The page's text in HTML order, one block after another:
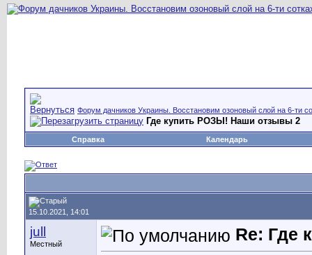
Форум дачников Украины. Восстановим озоновый слой на 6-ти
Где купить РОЗЫ! Наши отзывы 2
Справка Календарь
15.10.2021, 14:01
jull
Местный
Re: Где